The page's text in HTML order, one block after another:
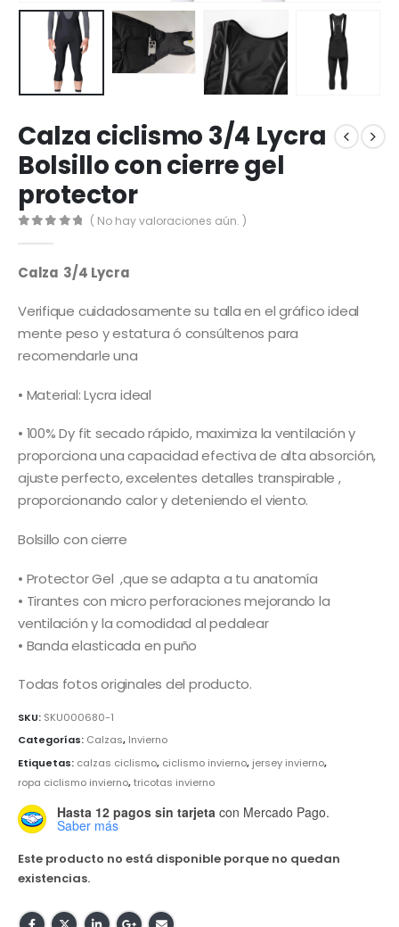
Calza ciclismo 3/4 Lycra
Bolsillo con cierre gel
protector
( No hay valoraciones aún. )
Calza 3/4 Lycra
Verifique cuidadosamente su talla en el gráfico ideal
mente peso y estatura ó consúltenos para
recomendarle una
• Material: Lycra ideal
• 100% Dy fit secado rápido, maximiza la ventilación y
proporciona una capacidad efectiva de alta absorción,
ajuste perfecto, excelentes detalles transpirable ,
proporcionando calor y deteniendo el viento.
Bolsillo con cierre
• Protector Gel ,que se adapta a tu anatomía
• Tirantes con micro perforaciones mejorando la
ventilación y la comodidad al pedalear
• Banda elasticada en puño
Todas fotos originales del producto.
SKU: SKU000680-1
Categorías: Calzas, Invierno
Etiquetas: calzas ciclismo, ciclismo invierno, jersey invierno,
ropa ciclismo invierno,tricotas invierno
Hasta 12 pagos sin tarjeta con Mercado Pago.
Saber más
Este producto no está disponible porque no quedan
existencias.